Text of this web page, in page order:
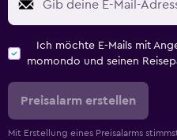
Ich möchte E-Mails mit
momondo und seinen
Preisalarm erstellen
Mit Erstellung eines Preisalarms